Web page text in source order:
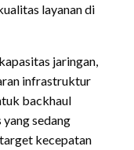
layanan di
jaringan,
infrastruktur
backhaul
sedang
kecepatan